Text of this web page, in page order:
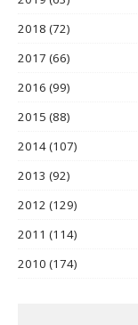
2018 (72)
2017 (66)
2016 (99)
2015 (88)
2014(107)
2013 (92)
2012 (129)
2011 (114)
2010 (174)